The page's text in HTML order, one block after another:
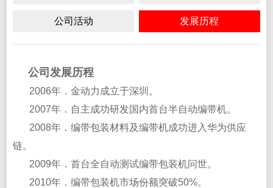
公司活动 发展历程
公司发展历程
2006年．金动力成立于深圳。
2007年．自主成功研发国内首台半自动编带机。
2008年．编带包装材料及编带机成功进入华为供应
链。
2009年．首台全自动测试编带包装机问世。
2010年．编带包装机市场份额突破50%。